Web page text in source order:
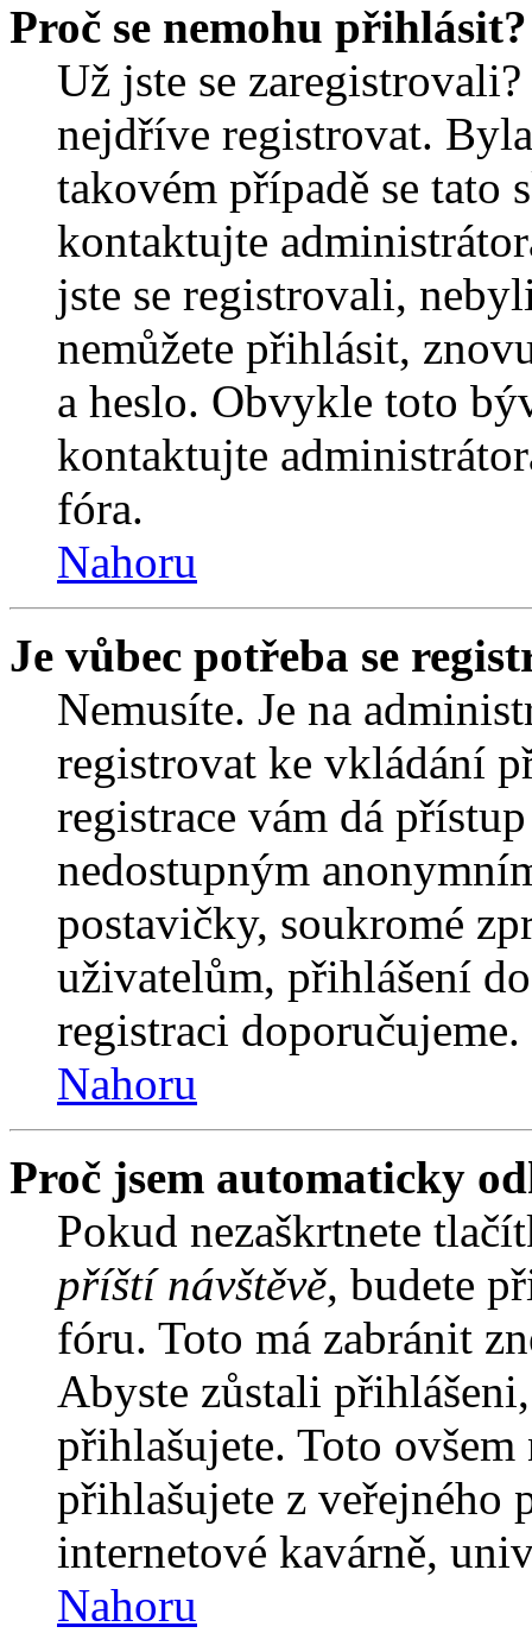
Proč se nemohu přihlásit?
Už jste se
nejdříve registrovat.
takovém případě se tato
kontaktujte
jste se registrovali,
nemůžete přihlásit,
a heslo. Obvykle toto
kontaktujte
fóra.
Nahoru
Je vůbec potřeba se
Nemusíte. Je na
registrovat ke vkládání
registrace vám dá
nedostupným
postavičky, soukromé
uživatelům, přihlášení
registraci
Nahoru
Proč jsem automaticky
Pokud nezaškrtnete
příští návštěvě, budete
fóru. Toto má zabránit
Abyste zůstali
přihlašujete. Toto
přihlašujete z veřejného
internetové kavárně,
Nahoru